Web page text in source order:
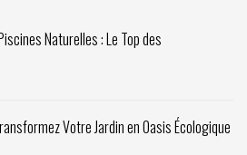
Naturelles : Le Top des
Votre Jardin en Oasis Écologique